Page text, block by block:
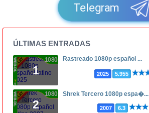
Telegram
ÚLTIMAS ENTRADAS
1
1080p Rastreado 1080p español ...
2025 5.955
2
1080p Shrek Tercero 1080p espa�...
2007 6.3